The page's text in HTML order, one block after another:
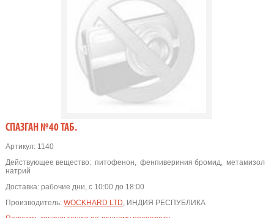
СПАЗГАН №40 ТАБ.
Артикул:1140
Действующее вещество: питофенон, фенпивериния бромид, метамизол
натрий
Доставка: рабочие дни, с 10:00 до 18:00
Производитель: WOCKHARD LTD, ИНДИЯ РЕСПУБЛИКА